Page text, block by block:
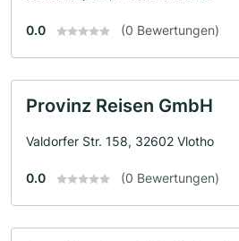
0.0 (0 Bewertungen)
Provinz Reisen GmbH
Valdorfer Str. 158, 32602 Vlotho
0.0 (0 Bewertungen)